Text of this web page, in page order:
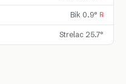
Bik 0.9° ℞
Strelac 25.7°